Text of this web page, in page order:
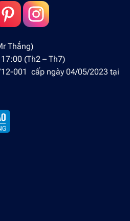
Thắng)
(Th2 – Th7)
001 cấp ngày 04/05/2023 tại